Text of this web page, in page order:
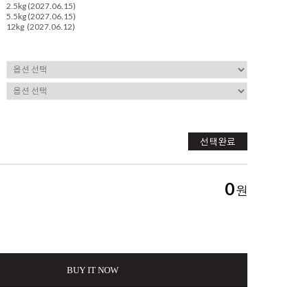
2.5kg (2027.06.15)
5.5kg (2027.06.15)
12kg (2027.06.12)
선택완료
0원
BUY IT NOW